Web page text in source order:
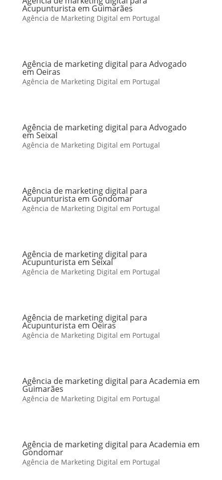
Acupunturista em Guimarães
Agência de Marketing Digital em Portugal
Agência de marketing digital para Advogado
em Oeiras
Agência de Marketing Digital em Portugal
Agência de marketing digital para Advogado
em Seixal
Agência de Marketing Digital em Portugal
Agência de marketing digital para
Acupunturista em Gondomar
Agência de Marketing Digital em Portugal
Agência de marketing digital para
Acupunturista em Seixal
Agência de Marketing Digital em Portugal
Agência de marketing digital para
Acupunturista em Oeiras
Agência de Marketing Digital em Portugal
Agência de marketing digital para Academia em
Guimarães
Agência de Marketing Digital em Portugal
Agência de marketing digital para Academia em
Gondomar
Agência de Marketing Digital em Portugal